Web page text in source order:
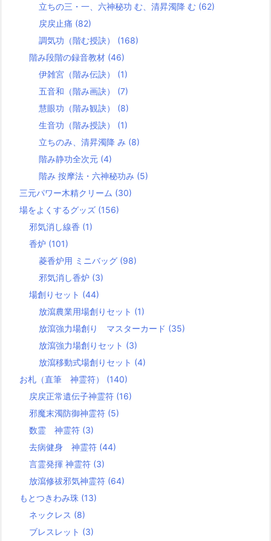
立ちの三・一、六神秘功 む、清昇濁降 む (62)
戻戻止痛 (82)
調気功（階む授訣） (168)
階み段階の録音教材 (46)
伊雑宮（階み伝訣） (1)
五音和（階み画訣） (7)
慧眼功（階み観訣） (8)
生音功（階み授訣） (1)
立ちのみ、清昇濁降 み (8)
階み静功全次元 (4)
階み 按摩法・六神秘功み (5)
三元パワー木精クリーム (30)
場をよくするグッズ (156)
邪気消し線香 (1)
香炉 (101)
菱香炉用 ミニバッグ (98)
邪気消し香炉 (3)
場創りセット (44)
放瀉農業用場創りセット (1)
放瀉強力場創り マスターカード (35)
放瀉強力場創りセット (3)
放瀉移動式場創りセット (4)
お札（直筆 神霊符） (140)
戻戻正常遺伝子神霊符 (16)
邪魔末濁防御神霊符 (5)
数霊 神霊符 (3)
去病健身 神霊符 (44)
言霊発揮 神霊符 (3)
放瀉修祓邪気神霊符 (64)
もとつきわみ珠 (13)
ネックレス (8)
ブレスレット (3)